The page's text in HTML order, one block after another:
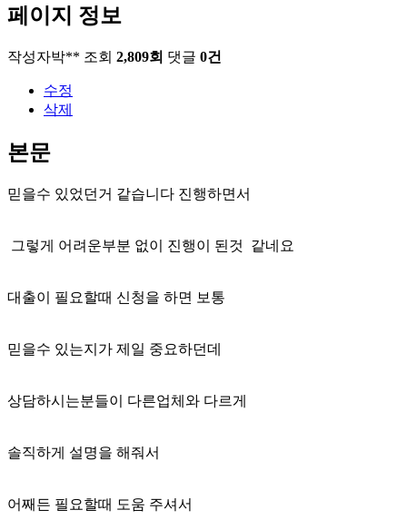
페이지 정보
작성자박** 조회 2,809회 댓글 0건
수정
삭제
본문
믿을수 있었던거 같습니다 진행하면서
그렇게 어려운부분 없이 진행이 된것 같네요
대출이 필요할때 신청을 하면 보통
믿을수 있는지가 제일 중요하던데
상담하시는분들이 다른업체와 다르게
솔직하게 설명을 해줘서
어째든 필요할때 도움 주셔서